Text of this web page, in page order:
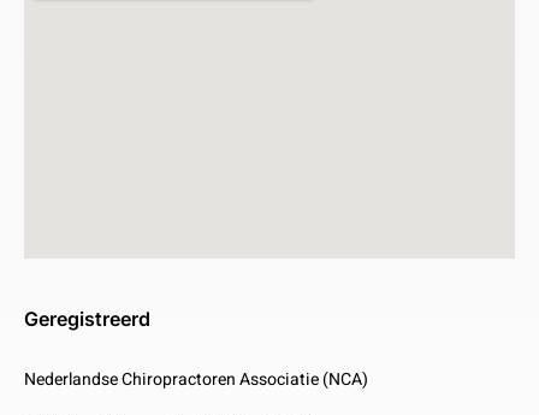
Geregistreerd
Nederlandse Chiropractoren Associatie (NCA)